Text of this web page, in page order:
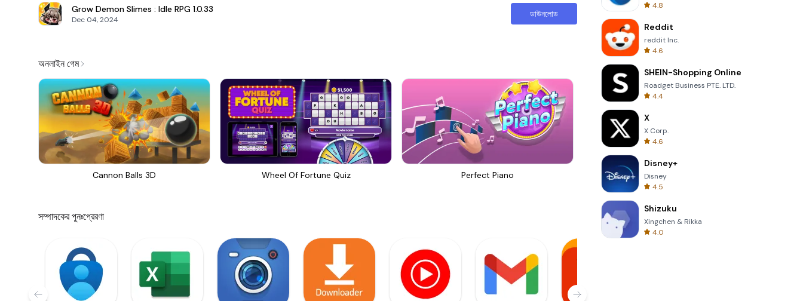
Grow Demon Slimes : Idle RPG 1.0.33
Dec 04, 2024
ডাউনলোড
অনলাইন গেম
Cannon Balls 3D Wheel Of Fortune Quiz Perfect Piano 3D Free Kick
সম্পাদকের পুনঃপ্রেরণা
4.8
Reddit
reddit Inc.
4.6
SHEIN-Shopping Online
Roadget Business PTE. LTD.
4.4
X
X Corp.
4.6
Disney+
Disney
4.5
Shizuku
Xingchen & Rikka
4.0